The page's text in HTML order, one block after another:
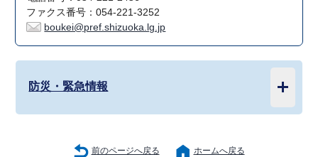
ファクス番号：054-221-3252
boukei@pref.shizuoka.lg.jp
防災・緊急情報
前のページへ戻る ホームへ戻る